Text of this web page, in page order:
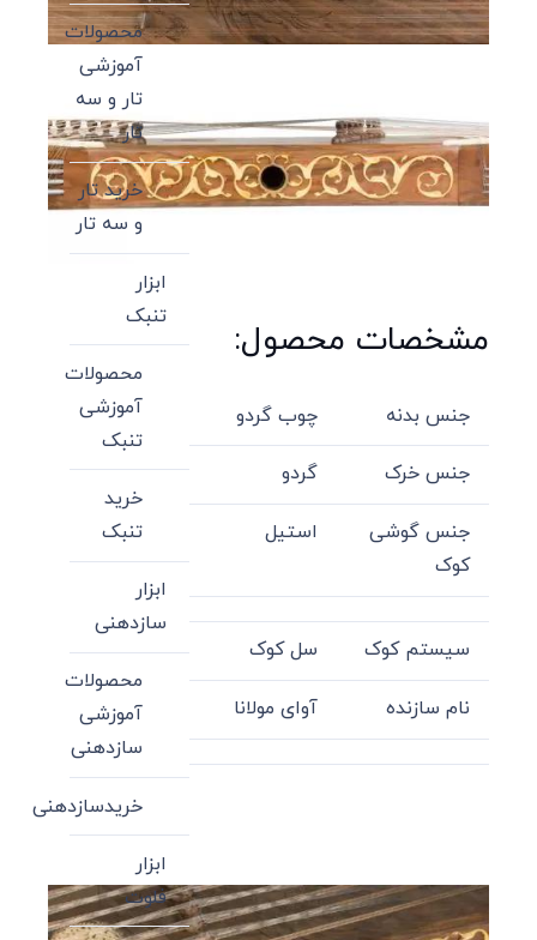
مشخصات محصول:
جنس بدنه چوب گردو
جنس خرک گردو
جنس گوشی
کوک
استیل
سیستم کوک سل کوک
نام سازنده آوای مولانا
محصولات
آموزشی
تار و سه
تار
خرید تار
و سه تار
ابزار
تنبک
محصولات
آموزشی
تنبک
خرید
تنبک
ابزار
سازدهنی
محصولات
آموزشی
سازدهنی
خریدسازدهنی
ابزار
فلوت